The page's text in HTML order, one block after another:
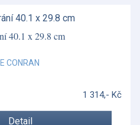
40.1 x 29.8 cm
CONRAN
1 314,- Kč
Detail